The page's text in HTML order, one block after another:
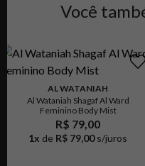
Você
AL WATANIAH
Al Wataniah Shagaf Al Ward
Feminino Body Mist
R$ 79,00
1x de R$ 79,00 s/juros